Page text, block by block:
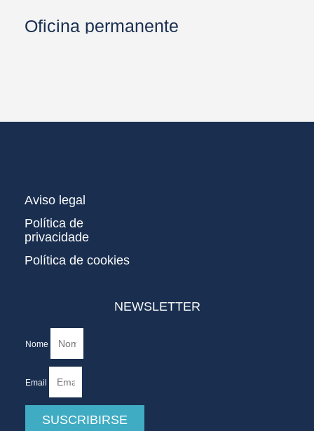
Oficina permanente
Aviso legal
Política de
privacidade
Política de cookies
NEWSLETTER
Nome
Email
SUSCRIBIRSE